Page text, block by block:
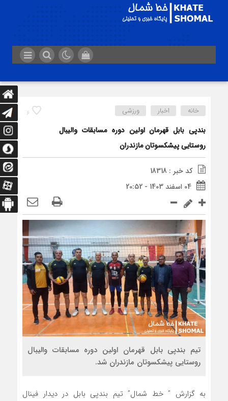
6 خانه اخبار ورزشی
بندپی بابل قهرمان اولین دوره مسابقات والیبال
روستایی پیشکسوتان مازندران
کد خبر : 18318
04 اسفند 1403 - 20:52
تیم بندپی بابل قهرمان اولین دوره مسابقات والیبال
روستایی پیشکسوتان مازندران شد.
به گزارش ” خط شمال” تیم بندپی بابل در دیدار فینال